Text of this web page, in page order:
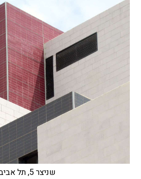
שניצר 5, תל אביב